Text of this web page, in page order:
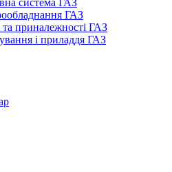
система ГАЗ
ГАЗ
та приналежності ГАЗ
і приладдя ГАЗ